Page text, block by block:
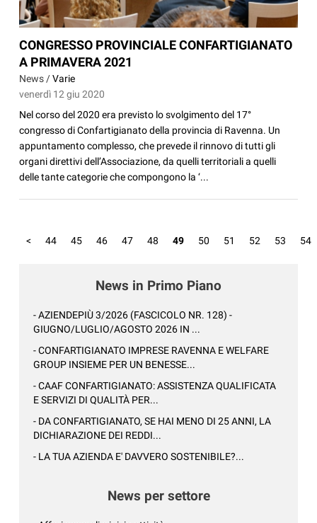
CONGRESSO PROVINCIALE CONFARTIGIANATO
A PRIMAVERA 2021
News /Varie
venerdì 12 giu 2020
Nel corso del 2020 era previsto lo svolgimento del 17°
congresso di Confartigianato della provincia di Ravenna. Un
appuntamento complesso, che prevede il rinnovo di tutti gli
organi direttivi dell’Associazione, da quelli territoriali a quelli
delle tante categorie che compongono la ‘...
< 44 45 46 47 48 49 50 51 52 53 54
News in Primo Piano
- AZIENDEPIÙ 3/2026 (FASCICOLO NR. 128) -
GIUGNO/LUGLIO/AGOSTO 2026 IN ...
- CONFARTIGIANATO IMPRESE RAVENNA E WELFARE
GROUP INSIEME PER UN BENESSE...
- CAAF CONFARTIGIANATO: ASSISTENZA QUALIFICATA
E SERVIZI DI QUALITÀ PER...
- DA CONFARTIGIANATO, SE HAI MENO DI 25 ANNI, LA
DICHIARAZIONE DEI REDDI...
- LA TUA AZIENDA E' DAVVERO SOSTENIBILE?...
News per settore